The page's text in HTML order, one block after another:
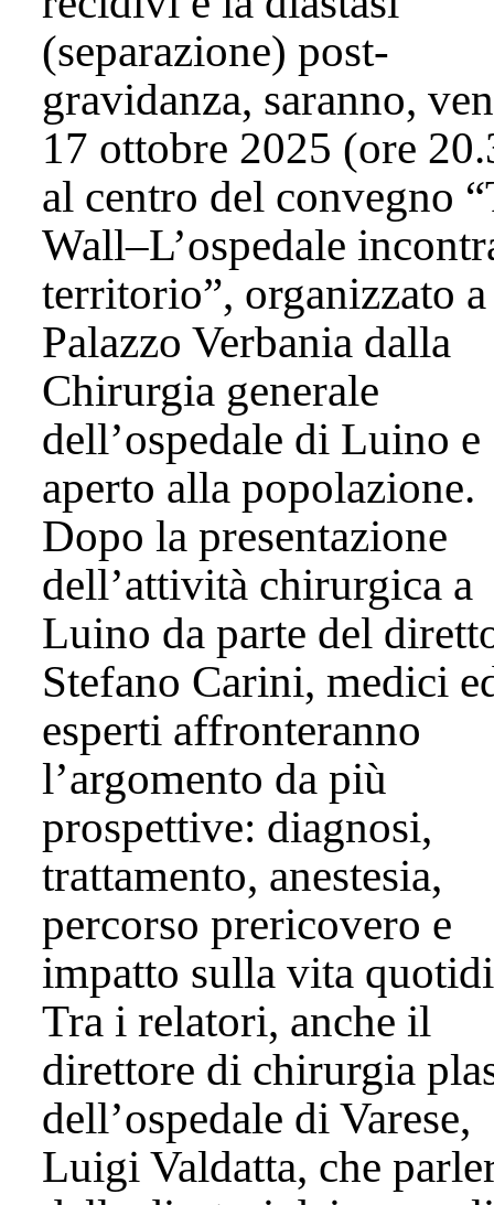
(separazione) post-
gravidanza, saranno,
17 ottobre 2025 (ore
al centro del convegno
Wall–L’ospedale
territorio”, organizzato a
Palazzo Verbania dalla
Chirurgia generale
dell’ospedale di Luino e
aperto alla popolazione.
Dopo la presentazione
dell’attività chirurgica a
Luino da parte del
Stefano Carini, medici
esperti affronteranno
l’argomento da più
prospettive: diagnosi,
trattamento, anestesia,
percorso prericovero e
impatto sulla vita
Tra i relatori, anche il
direttore di chirurgia
dell’ospedale di Varese,
Luigi Valdatta, che